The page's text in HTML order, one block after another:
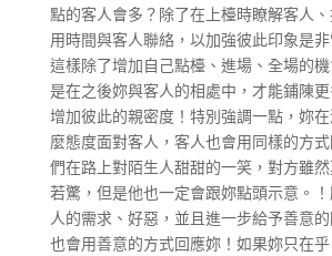
點的客人會多？除了在上檯時瞭解客人
用時間與客人聯絡，以加強彼此印象是非
這樣除了增加自己點檯、進場、全場的
是在之後妳與客人的相處中，才能鋪陳更
增加彼此的親密度！特別強調一點，妳
麼態度面對客人，客人也會用同樣的方
們在路上對陌生人甜甜的一笑，對方雖
若驚，但是他也一定會跟妳點頭示意。
人的需求、好惡，並且進一步給予善意
也會用善意的方式回應妳！如果妳只在